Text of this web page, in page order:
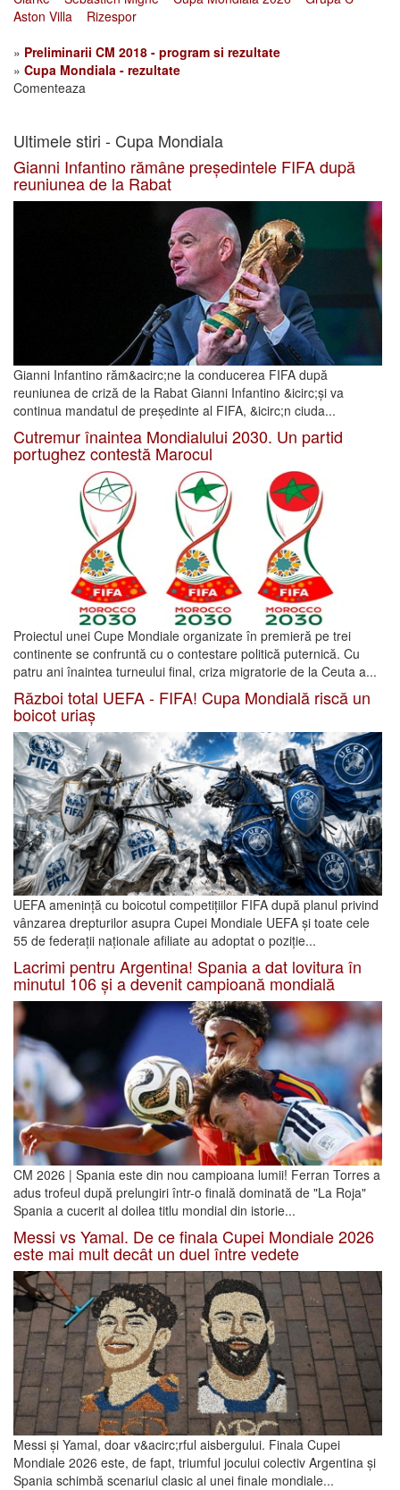
Aston Villa
Rizespor
» Preliminarii CM 2018 - program si rezultate
» Cupa Mondiala - rezultate
Comenteaza
Ultimele stiri - Cupa Mondiala
Gianni Infantino rămâne președintele FIFA după
reuniunea de la Rabat
Gianni Infantino răm&acirc;ne la conducerea FIFA după
reuniunea de criză de la Rabat Gianni Infantino &icirc;și va
continua mandatul de președinte al FIFA, &icirc;n ciuda...
Cutremur înaintea Mondialului 2030. Un partid
portughez contestă Marocul
Proiectul unei Cupe Mondiale organizate în premieră pe trei
continente se confruntă cu o contestare politică puternică. Cu
patru ani înaintea turneului final, criza migratorie de la Ceuta a...
Război total UEFA - FIFA! Cupa Mondială riscă un
boicot uriaș
UEFA amenință cu boicotul competițiilor FIFA după planul privind
vânzarea drepturilor asupra Cupei Mondiale UEFA și toate cele
55 de federații naționale afiliate au adoptat o poziție...
Lacrimi pentru Argentina! Spania a dat lovitura în
minutul 106 și a devenit campioană mondială
CM 2026 | Spania este din nou campioana lumii! Ferran Torres a
adus trofeul după prelungiri într-o finală dominată de "La Roja"
Spania a cucerit al doilea titlu mondial din istorie...
Messi vs Yamal. De ce finala Cupei Mondiale 2026
este mai mult decât un duel între vedete
Messi și Yamal, doar v&acirc;rful aisbergului. Finala Cupei
Mondiale 2026 este, de fapt, triumful jocului colectiv Argentina și
Spania schimbă scenariul clasic al unei finale mondiale...